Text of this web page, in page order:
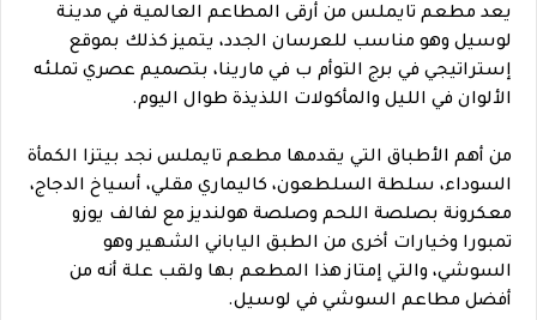
يعد مطعم تايملس من أرقى المطاعم العالمية في مدينة
لوسيل وهو مناسب للعرسان الجدد، يتميز كذلك بموقع
إستراتيجي في برج التوأم ب في مارينا، بتصميم عصري تملئه
الألوان في الليل والمأكولات اللذيذة طوال اليوم.
من أهم الأطباق التي يقدمها مطعم تايملس نجد بيتزا الكمأة
السوداء، سلطة السلطعون، كاليماري مقلي، أسياخ الدجاج،
معكرونة بصلصة اللحم وصلصة هولنديز مع لفالف يوزو
تمبورا وخيارات أخرى من الطبق الياباني الشهير وهو
السوشي، والتي إمتاز هذا المطعم بها ولقب علة أنه من
أفضل مطاعم السوشي في لوسيل.